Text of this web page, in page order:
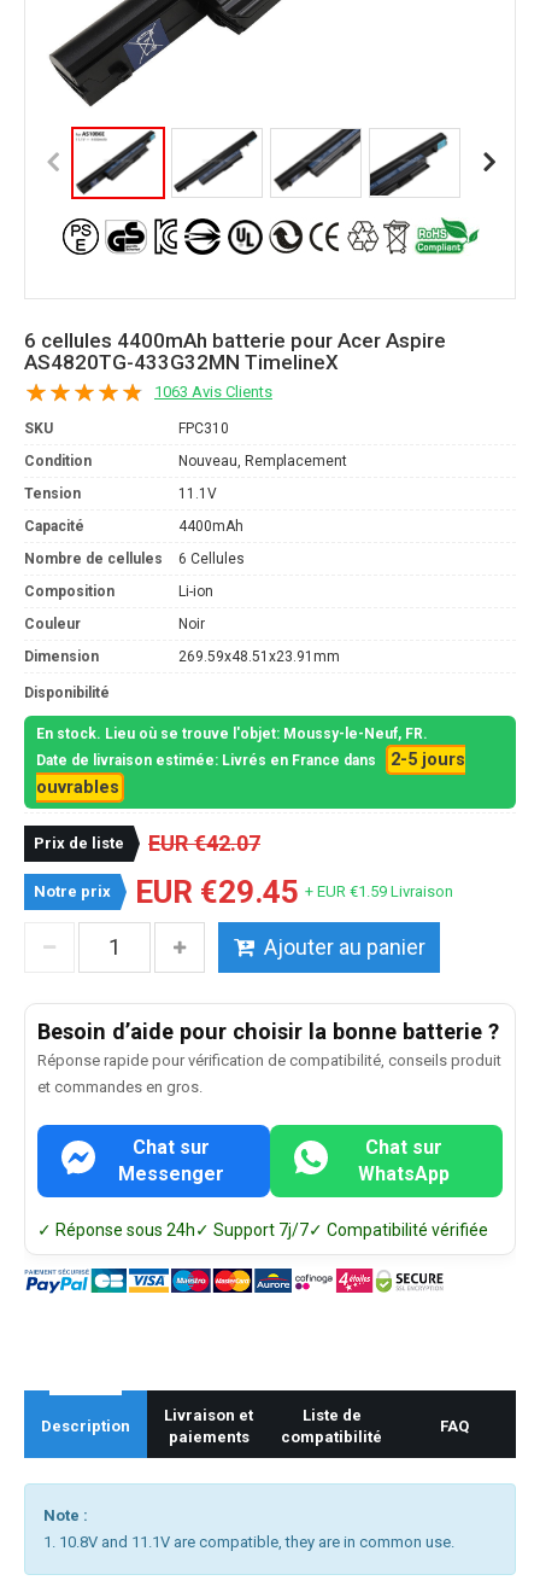
6 cellules 4400mAh batterie pour Acer Aspire
AS4820TG-433G32MN TimelineX
1063 Avis Clients
SKU
FPC310
Condition
Nouveau, Remplacement
Tension
11.1V
Capacité
4400mAh
Nombre de cellules
6 Cellules
Composition
Li-ion
Couleur
Noir
Dimension
269.59x48.51x23.91mm
Disponibilité
En stock. Lieu où se trouve l'objet: Moussy-le-Neuf, FR.
Date de livraison estimée: Livrés en France dans
2-5 jours
ouvrables
Prix de liste EUR €42.07
Notre prix EUR €29.45 + EUR €1.59 Livraison
Ajouter au panier
Besoin d’aide pour choisir la bonne batterie ?
Réponse rapide pour vérification de compatibilité, conseils produit
et commandes en gros.
Chat sur
Messenger
Chat sur
WhatsApp
✓ Réponse sous 24h✓ Support 7j/7✓ Compatibilité vérifiée
Description
Livraison et
paiements
Liste de
compatibilité
FAQ
Note :
1. 10.8V and 11.1V are compatible, they are in common use.